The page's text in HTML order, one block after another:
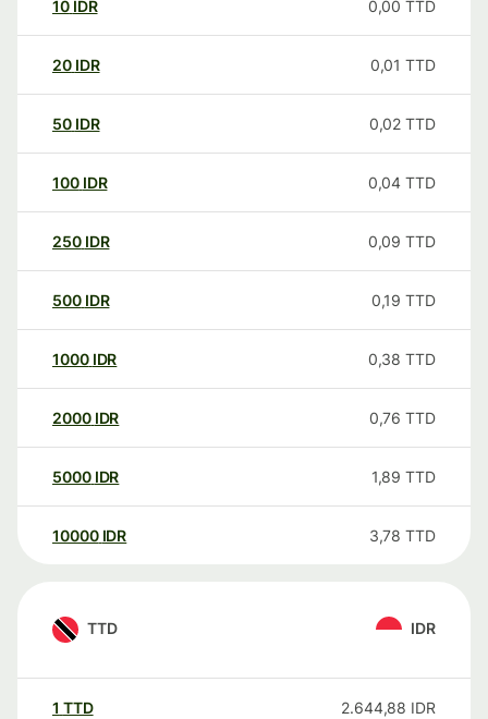
10 IDR 0,00 TTD
20 IDR 0,01 TTD
50 IDR 0,02 TTD
100 IDR 0,04 TTD
250 IDR 0,09 TTD
500 IDR 0,19 TTD
1000 IDR 0,38 TTD
2000 IDR 0,76 TTD
5000 IDR 1,89 TTD
10000 IDR 3,78 TTD
TTD IDR
1 TTD 2.644,88 IDR